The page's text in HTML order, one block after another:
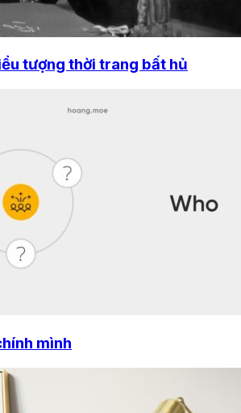
tượng thời trang bất hủ
mình